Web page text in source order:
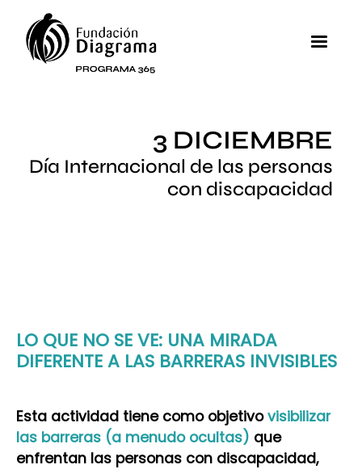
Pasar al contenido principal
3 DICIEMBRE
Día Internacional de las personas
con discapacidad
LO QUE NO SE VE: UNA MIRADA
DIFERENTE A LAS BARRERAS INVISIBLES
Esta actividad tiene como objetivovisibilizar
las barreras (a menudo ocultas) que
enfrentan las personas con discapacidad,